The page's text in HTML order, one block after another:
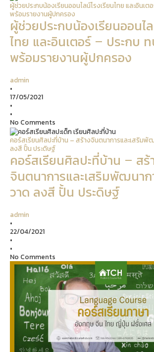
ผู้ช่วยประกบน้องเรียนออนไลน์โรงเรียนไทย และอินเต
พร้อมรายงานผู้ปกครอง
ผู้ช่วยประกบน้องเรียนออนไ
ไทย และอินเตอร์ – ประกบ
พร้อมรายงานผู้ปกครอง
admin
•
17/05/2021
•
•
No Comments
คอร์สเรียนศิลปะที่บ้าน – สร้างจินตนาการและเสริมพั
ลงสี ปั้น ประดิษฐ์
คอร์สเรียนศิลปะที่บ้าน – สร้
จินตนาการและเสริมพัฒนาก
วาด ลงสี ปั้น ประดิษฐ์
admin
•
22/04/2021
•
•
No Comments